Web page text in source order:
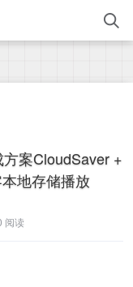
案CloudSaver +
地存储播放
阅读